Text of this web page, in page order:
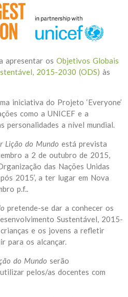
apresentar os Objetivos Globais
2015-2030 (ODS) às
iniciativa do Projeto ‘Everyone’
como a UNICEF e a
personalidades a nível mundial.
Lição do Mundo está prevista
a 2 de outubro de 2015,
das Nações Unidas
2015’, a ter lugar em Nova
p.f..
pretende-se dar a conhecer os
Sustentável, 2015-
e os jovens a refletir
para os alcançar.
do Mundo serão
pelos/as docentes com